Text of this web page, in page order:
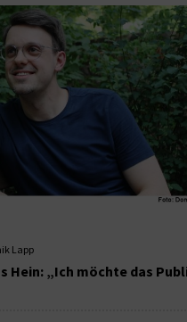
Lapp
Hein: „Ich möchte das